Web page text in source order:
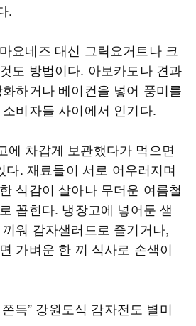
.
요네즈 대신 그릭요거트나 크
도 방법이다. 아보카도나 견과
하거나 베이컨을 넣어 풍미를
비자들 사이에서 인기다.
에 차갑게 보관했다가 먹으면
다. 재료들이 서로 어우러지며
식감이 살아나 무더운 여름철
꼽힌다. 냉장고에 넣어둔 샐
워 감자샐러드로 즐기거나,
가벼운 한 끼 식사로 손색이
득” 강원도식 감자전도 별미